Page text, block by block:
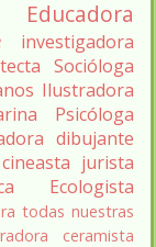
Educadora
investigadora
Socióloga
Ilustradora
Psicóloga
dibujante
cineasta jurista
Ecologista
todas nuestras
ceramista